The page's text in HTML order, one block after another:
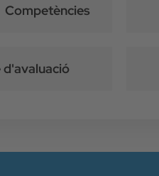
Competències